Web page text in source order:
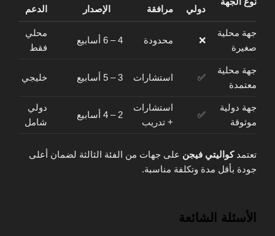
دولي
مرافقة
الإصدار
الدعم
جهة محلية
صغيرة
❌ محدودة 4 – 6 أسابيع
محلي
فقط
جهة محلية
معتمدة
✅ استشارات 3 – 5 أسابيع خليجي
جهة دولية
موثوقة
✅
استشارات
+ تدريب
2 – 4 أسابيع
دولي
شامل
تعتمدكواليتي فيجن على جهات من الفئة الثالثة لضمان أعلى
جودة بأقل مدة وتكلفة مناسبة.
الأسئلة الشائعة